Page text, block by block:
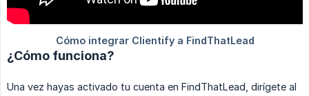
¿Cómo funciona?
Una vez hayas activado tu cuenta en FindThatLead, dirígete al